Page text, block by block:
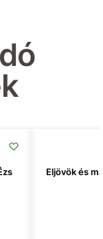
Eljövök és